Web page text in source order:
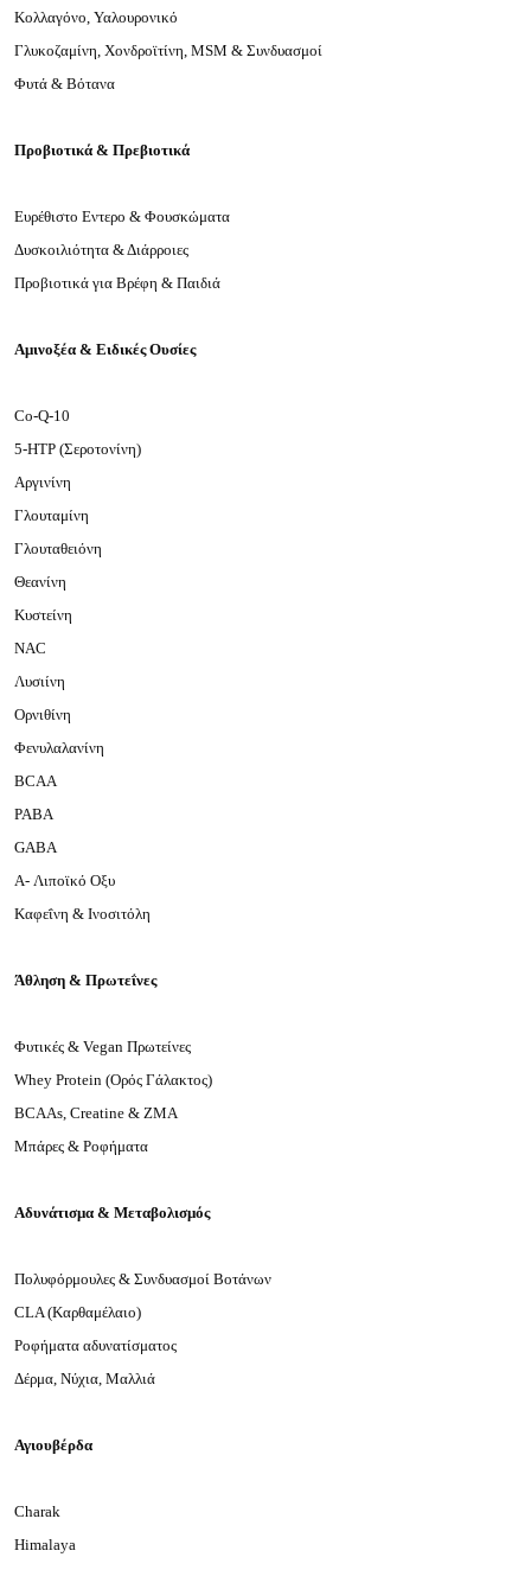
Κολλαγόνο, Υαλουρονικό
Γλυκοζαμίνη, Χονδροϊτίνη, MSM & Συνδυασμοί
Φυτά & Βότανα
Προβιοτικά & Πρεβιοτικά
Ευρέθιστο Εντερο & Φουσκώματα
Δυσκοιλιότητα & Διάρροιες
Προβιοτικά για Βρέφη & Παιδιά
Αμινοξέα & Ειδικές Ουσίες
Co-Q-10
5-HTP (Σεροτονίνη)
Αργινίνη
Γλουταμίνη
Γλουταθειόνη
Θεανίνη
Κυστείνη
NAC
Λυσιίνη
Ορνιθίνη
Φενυλαλανίνη
BCΑΑ
PABA
GABA
A- Λιποϊκό Οξυ
Καφεΐνη & Ινοσιτόλη
Άθληση & Πρωτεΐνες
Φυτικές & Vegan Πρωτείνες
Whey Protein (Ορός Γάλακτος)
BCAAs, Creatine & ZMA
Μπάρες & Ροφήματα
Αδυνάτισμα & Μεταβολισμός
Πολυφόρμουλες & Συνδυασμοί Βοτάνων
CLA (Καρθαμέλαιο)
Ροφήματα αδυνατίσματος
Δέρμα, Νύχια, Μαλλιά
Αγιουβέρδα
Charak
Himalaya